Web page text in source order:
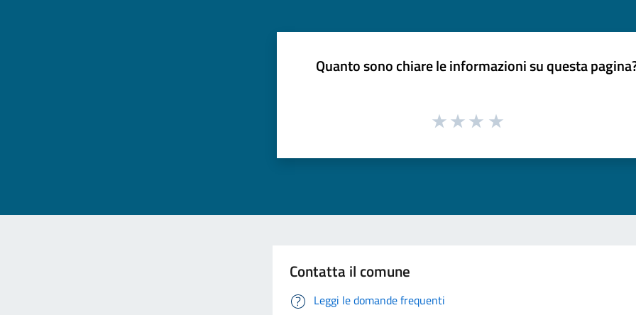
Quanto sono chiare le informazioni su questa
Contatta il comune
Leggi le domande frequenti